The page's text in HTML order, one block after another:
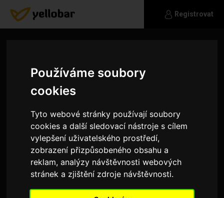
Používáme soubory
cookies
Tyto webové stránky používají soubory
cookies a další sledovací nástroje s cílem
vylepšení uživatelského prostředí,
zobrazení přizpůsobeného obsahu a
reklam, analýzy návštěvnosti webových
stránek a zjištění zdroje návštěvnosti.
Registrovat
Chiara